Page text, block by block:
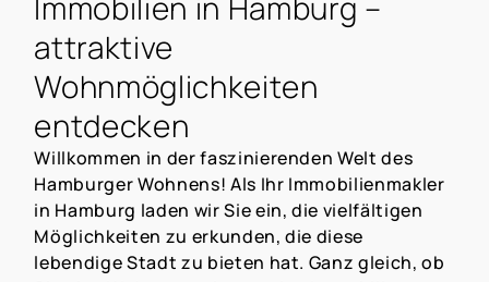
attraktive
Wohnmöglichkeiten
entdecken
Willkommen in der faszinierenden Welt des
Hamburger Wohnens! Als Ihr Immobilienmakler
in Hamburg laden wir Sie ein, die vielfältigen
Möglichkeiten zu erkunden, die diese
lebendige Stadt zu bieten hat. Ganz gleich, ob